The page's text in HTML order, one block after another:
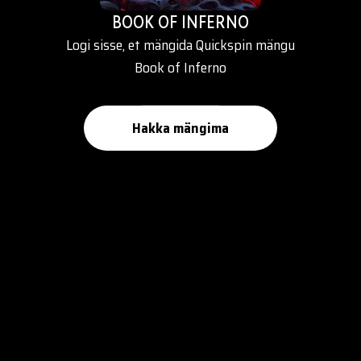
BOOK OF INFERNO
Logi sisse, et mängida Quickspin mängu
Book of Inferno
Hakka mängima